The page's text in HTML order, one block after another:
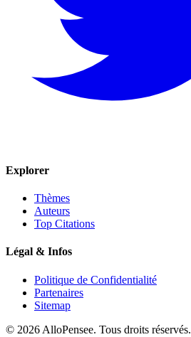
Explorer
Thèmes
Auteurs
Top Citations
Légal & Infos
Politique de Confidentialité
Partenaires
Sitemap
© 2026 AlloPensee. Tous droits réservés.